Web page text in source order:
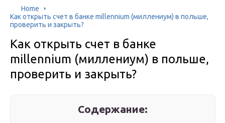
Home
Как открыть счет в банке millennium (миллениум) в польше,
проверить и закрыть?
Как открыть счет в банке
millennium (миллениум) в польше,
проверить и закрыть?
Содержание: